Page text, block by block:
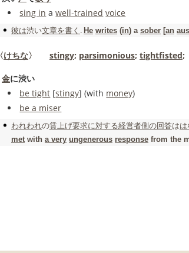
sing in awell‐trained voice
彼は渋い文章を書く . He writes (in) a sober [an
〈けちな〉 stingy; parsimonious; tightfisted;
金に渋い
be tight [stingy] (with money)
be a miser
われわれの賃上げ要求に対する経営者側の回答は
met with a very ungenerous response from the